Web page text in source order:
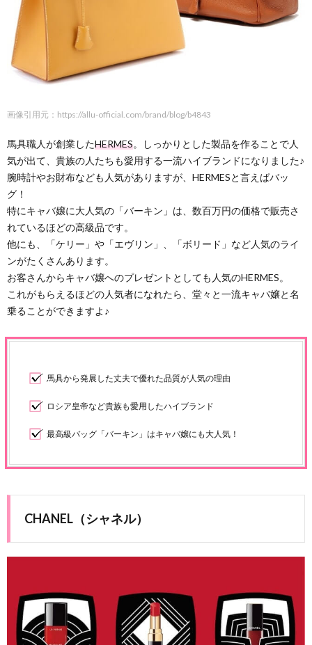
画像引用元：https://allu-official.com/brand/blog/b4843
馬具職人が創業したHERMES。しっかりとした製品を作ることで人
気が出て、貴族の人たちも愛用する一流ハイブランドになりました♪
腕時計やお財布なども人気がありますが、HERMESと言えばバッ
グ！
特にキャバ嬢に大人気の「バーキン」は、数百万円の価格で販売さ
れているほどの高級品です。
他にも、「ケリー」や「エヴリン」、「ボリード」など人気のライ
ンがたくさんあります。
お客さんからキャバ嬢へのプレゼントとしても人気のHERMES。
これがもらえるほどの人気者になれたら、堂々と一流キャバ嬢と名
乗ることができますよ♪
馬具から発展した丈夫で優れた品質が人気の理由
ロシア皇帝など貴族も愛用したハイブランド
最高級バッグ「バーキン」はキャバ嬢にも大人気！
CHANEL（シャネル）